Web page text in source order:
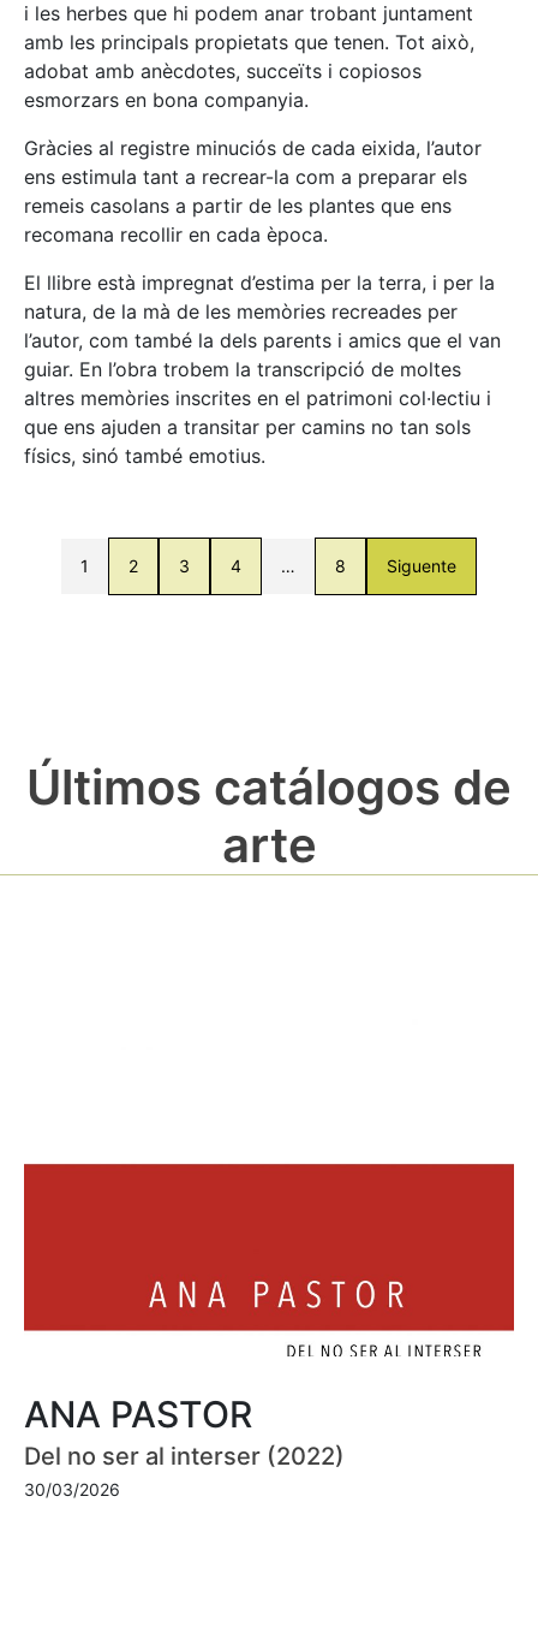
i les herbes que hi podem anar trobant juntament
amb les principals propietats que tenen. Tot això,
adobat amb anècdotes, succeïts i copiosos
esmorzars en bona companyia.
Gràcies al registre minuciós de cada eixida, l’autor
ens estimula tant a recrear-la com a preparar els
remeis casolans a partir de les plantes que ens
recomana recollir en cada època.
El llibre està impregnat d’estima per la terra, i per la
natura, de la mà de les memòries recreades per
l’autor, com també la dels parents i amics que el van
guiar. En l’obra trobem la transcripció de moltes
altres memòries inscrites en el patrimoni col·lectiu i
que ens ajuden a transitar per camins no tan sols
físics, sinó també emotius.
1 2 3 4 … 8 Siguente
Últimos catálogos de
arte
ANA PASTOR
Del no ser al interser (2022)
30/03/2026